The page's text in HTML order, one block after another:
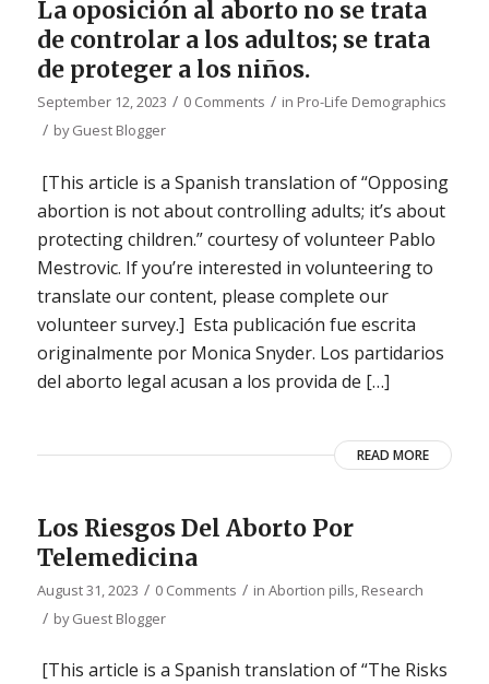
La oposición al aborto no se trata
de controlar a los adultos; se trata
de proteger a los niños.
September 12, 2023 / 0 Comments / in Pro-Life Demographics
/ byGuest Blogger
[This article is a Spanish translation of “Opposing
abortion is not about controlling adults; it’s about
protecting children.” courtesy of volunteer Pablo
Mestrovic. If you’re interested in volunteering to
translate our content, please complete our
volunteer survey.] Esta publicación fue escrita
originalmente por Monica Snyder. Los partidarios
del aborto legal acusan a los provida de […]
READ MORE
Los Riesgos Del Aborto Por
Telemedicina
August 31, 2023 / 0 Comments / in Abortion pills, Research
/ byGuest Blogger
[This article is a Spanish translation of “The Risks